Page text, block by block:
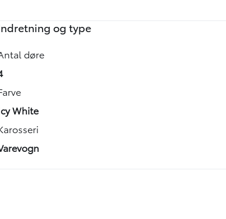
og type
døre
White